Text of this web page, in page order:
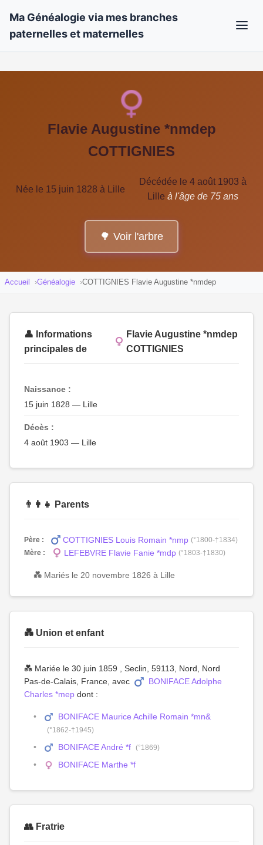
Ma Généalogie via mes branches
paternelles et maternelles
Flavie Augustine *nmdep
COTTIGNIES
Née le 15 juin 1828 à Lille
Décédée le 4 août 1903 à
Lille à l'âge de 75 ans
🌳 Voir l'arbre
Accueil Généalogie COTTIGNIES Flavie Augustine *nmdep
👤 Informations
principales de
Flavie Augustine *nmdep
COTTIGNIES
Naissance :
15 juin 1828 — Lille
Décès :
4 août 1903 — Lille
👨‍👩‍👧 Parents
Père : COTTIGNIES Louis Romain *nmp (°1800-†1834)
Mère :
LEFEBVRE Flavie Fanie *mdp (°1803-†1830)
💑 Mariés le 20 novembre 1826 à Lille
💑 Union et enfant
💑 Mariée le 30 juin 1859 , Seclin, 59113, Nord, Nord
Pas-de-Calais, France, avec
BONIFACE Adolphe
Charles *mep dont :
BONIFACE Maurice Achille Romain *mn&
(°1862-†1945)
BONIFACE André *f (°1869)
BONIFACE Marthe *f
👥 Fratrie